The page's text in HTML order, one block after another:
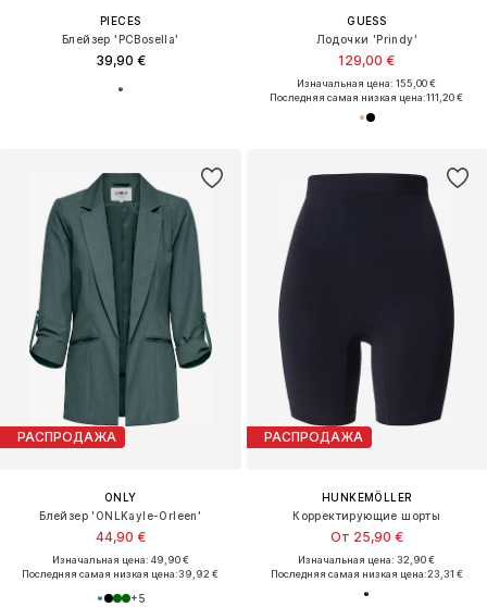
PIECES
Блейзер 'PCBosella'
39,90 €
GUESS
Лодочки 'Prindy'
129,00 €
Изначальная цена: 155,00 €
Последняя самая низкая цена:111,20 €
РАСПРОДАЖА
ONLY
Блейзер 'ONLKayle-Orleen'
44,90 €
Изначальная цена: 49,90 €
Последняя самая низкая цена:39,92 €
+5
РАСПРОДАЖА
HUNKEMÖLLER
Корректирующие шорты
От 25,90 €
Изначальная цена: 32,90 €
Последняя самая низкая цена:23,31 €